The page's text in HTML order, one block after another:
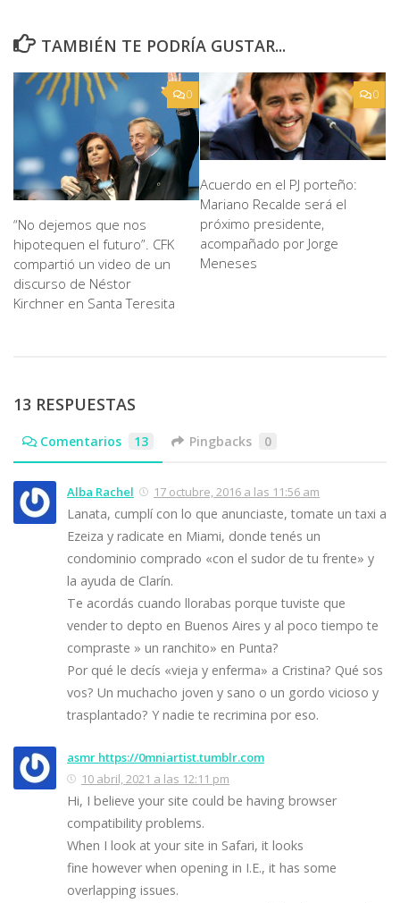
TAMBIÉN TE PODRÍA GUSTAR...
0
“No dejemos que nos
hipotequen el futuro”. CFK
compartió un video de un
discurso de Néstor
Kirchner en Santa Teresita
0
Acuerdo en el PJ porteño:
Mariano Recalde será el
próximo presidente,
acompañado por Jorge
Meneses
13 RESPUESTAS
Comentarios 13 Pingbacks 0
Alba Rachel 17 octubre, 2016 a las 11:56 am
Lanata, cumplí con lo que anunciaste, tomate un taxi a
Ezeiza y radicate en Miami, donde tenés un
condominio comprado «con el sudor de tu frente» y
la ayuda de Clarín.
Te acordás cuando llorabas porque tuviste que
vender to depto en Buenos Aires y al poco tiempo te
compraste » un ranchito» en Punta?
Por qué le decís «vieja y enferma» a Cristina? Qué sos
vos? Un muchacho joven y sano o un gordo vicioso y
trasplantado? Y nadie te recrimina por eso.
asmr https://0mniartist.tumblr.com
10 abril, 2021 a las 12:11 pm
Hi, I believe your site could be having browser
compatibility problems.
When I look at your site in Safari, it looks
fine however when opening in I.E., it has some
overlapping issues.